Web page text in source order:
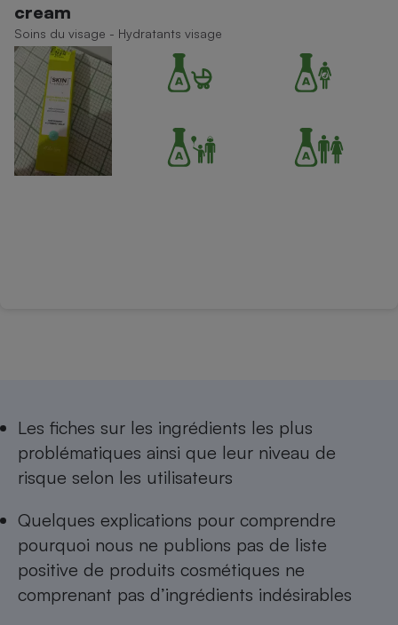
cream
Soins du visage - Hydratants visage
Les fiches sur les ingrédients les plus
problématiques ainsi que leur niveau de
risque selon les utilisateurs
Quelques explications pour comprendre
pourquoi nous ne publions pas de liste
positive de produits cosmétiques ne
comprenant pas d’ingrédients indésirables